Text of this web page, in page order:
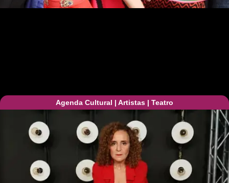
Agenda Cultural | Artistas | Teatro